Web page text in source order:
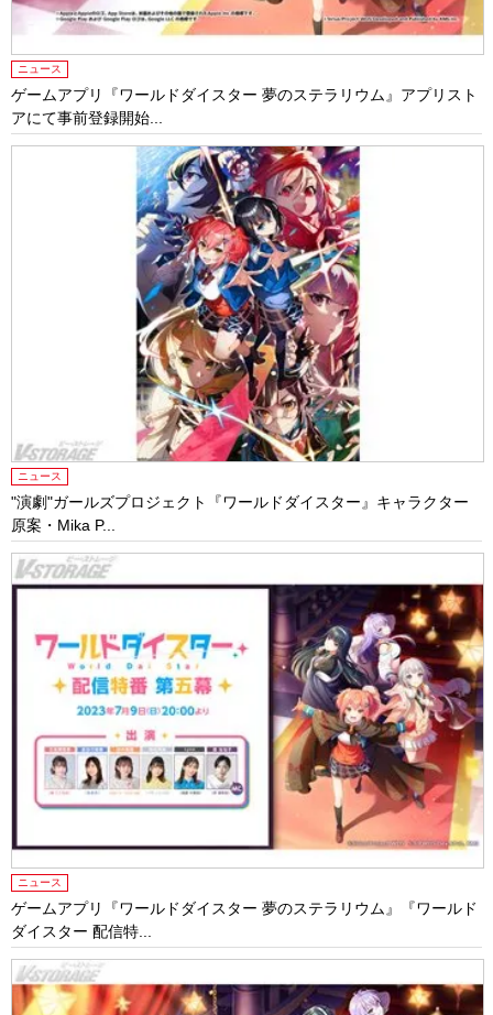
ニュース
ゲームアプリ『ワールドダイスター 夢のステラリウム』アプリスト
アにて事前登録開始...
ニュース
"演劇"ガールズプロジェクト『ワールドダイスター』キャラクター
原案・Mika P...
ニュース
ゲームアプリ『ワールドダイスター 夢のステラリウム』『ワールド
ダイスター 配信特...